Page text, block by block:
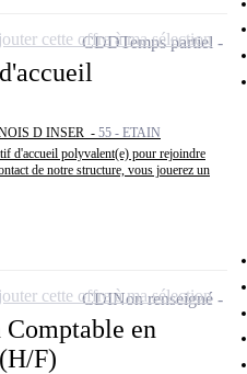
D INSER - 55 - ETAIN
d'accueil polyvalent(e) pour rejoindre
de notre structure, vous jouerez un
CDDTemps partiel
cette offre à ma sélection
Comptable en
F)
CDINon renseigné
cette offre à ma sélection